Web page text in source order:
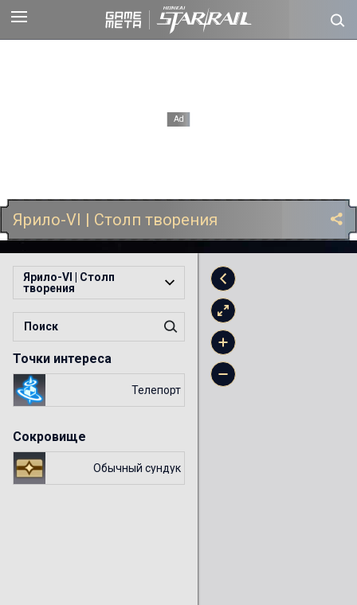
Ярило-VI | Столп творения
Ярило-VI | Столп
творения
Точки интереса
Телепорт
Сокровище
Обычный сундук